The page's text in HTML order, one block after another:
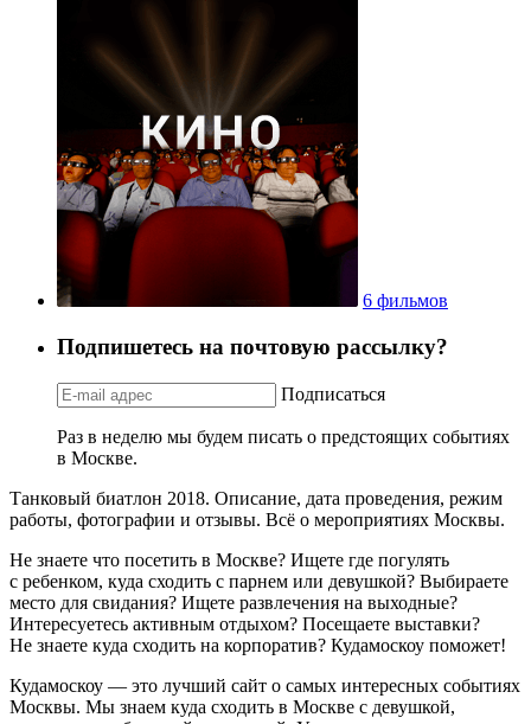
6 фильмов
Подпишетесь на почтовую рассылку?
Подписаться
Раз в неделю мы будем писать о предстоящих событиях
в Москве.
Танковый биатлон 2018. Описание, дата проведения, режим
работы, фотографии и отзывы. Всё о мероприятиях Москвы.
Не знаете что посетить в Москве? Ищете где погулять
с ребенком, куда сходить с парнем или девушкой? Выбираете
место для свидания? Ищете развлечения на выходные?
Интересуетесь активным отдыхом? Посещаете выставки?
Не знаете куда сходить на корпоратив? Кудамоскоу поможет!
Кудамоскоу — это лучший сайт о самых интересных событиях
Москвы. Мы знаем куда сходить в Москве с девушкой,